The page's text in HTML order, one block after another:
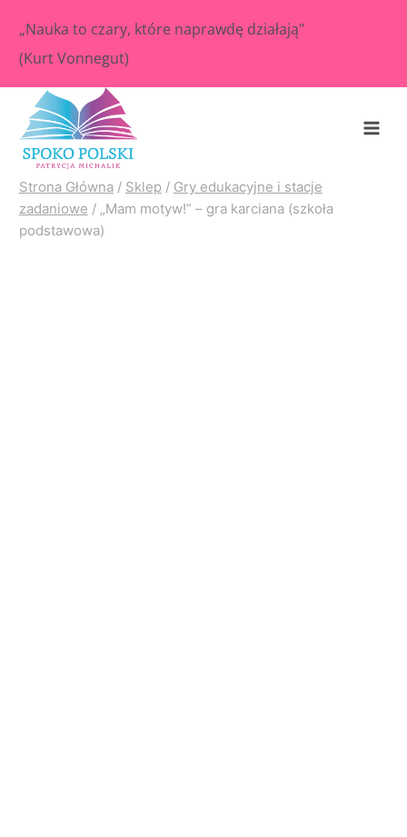
treści
„Nauka to czary, które naprawdę działają"
(Kurt Vonnegut)
Strona Główna / Sklep / Gry edukacyjne i stacje
zadaniowe / „Mam motyw!” – gra karciana (szkoła
podstawowa)